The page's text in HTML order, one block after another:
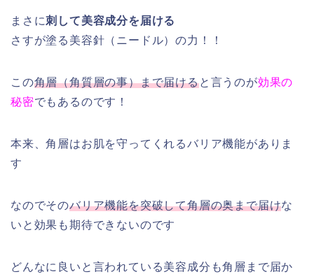
まさに刺して美容成分を届ける
さすが塗る美容針（ニードル）の力！！
この角層（角質層の事）まで届けると言うのが効果の
秘密でもあるのです！
本来、角層はお肌を守ってくれるバリア機能がありま
す
なのでそのバリア機能を突破して角層の奥まで届けな
いと効果も期待できないのです
どんなに良いと言われている美容成分も角層まで届か